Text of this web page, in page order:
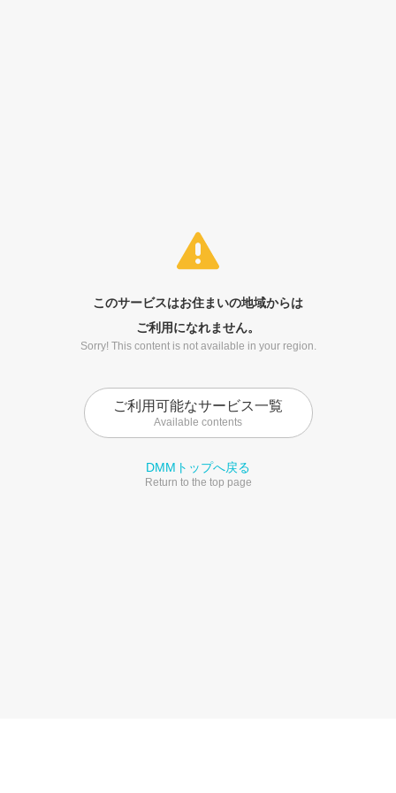
このサービスはお住まいの地域からは
ご利用になれません。
Sorry! This content is not available in your region.
ご利用可能なサービス一覧
Available contents
DMMトップへ戻る
Return to the top page